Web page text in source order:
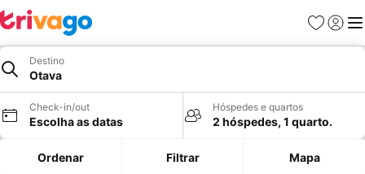
Favoritos
Iniciar
Destino
Otava
Check-in/out
Escolha as datas
Hóspedes e quartos
2 hóspedes, 1 quarto.
Ordenar Filtrar Mapa